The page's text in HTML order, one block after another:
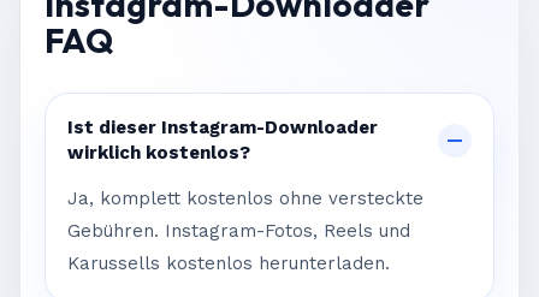
FAQ
Ist dieser Instagram-Downloader
wirklich kostenlos?
Ja, komplett kostenlos ohne versteckte
Gebühren. Instagram-Fotos, Reels und
Karussells kostenlos herunterladen.